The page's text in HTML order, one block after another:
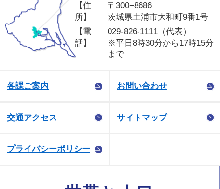
【住
所】
〒300−8686
茨城県土浦市大和町9番1号
【電
話】
029-826-1111（代表）
※平日8時30分から17時15分
まで
各課ご案内 お問い合わせ
交通アクセス サイトマップ
プライバシーポリシー